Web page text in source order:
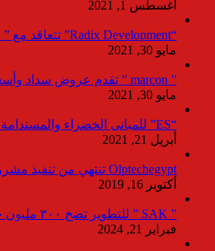
أغسطس 1, 2021
“Radix Development” تتعاقد مع ” اتحاد مفهوم الصحة ” السعودية لإدارة القطاع الطبى بمشروع “Agile ” فى العاصمة الإدارية
مايو 30, 2021
” marcon ” تقدم عروض سداد وأسعار تنافسية لمشروع ” G7 ” القاهرة الجديد بمعرض نيكست موف
مايو 30, 2021
“ES” للمبانى الخضراء والمستدامة تستهدف تعاقدات بقيمة 2 مليار جنيه لصالح المطورين خلال 2021
أبريل 21, 2021
Olptechegypt تنتهي من تنفيذ مشروعات شمسية بقدرة 3 جيجاوات عالميا و 280 ميجاوات ببنبان
أكتوبر 16, 2019
” SAK ” للتطوير تضخ ٣٠٠ مليون جنيه أعمال انشائية لمشروعاتها بالعاصمة خلال ٢٠٢٤
فبراير 21, 2024